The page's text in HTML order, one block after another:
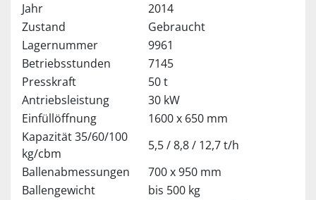
Jahr
2014
Zustand
Gebraucht
Lagernummer
9961
Betriebsstunden
7145
Presskraft
50 t
Antriebsleistung
30 kW
Einfüllöffnung
1600 x 650 mm
Kapazität 35/60/100
kg/cbm
5,5 / 8,8 / 12,7 t/h
Ballenabmessungen
700 x 950 mm
Ballengewicht
bis 500 kg